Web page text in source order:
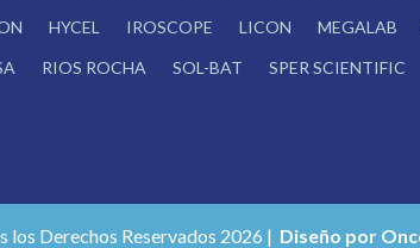
HYCEL IROSCOPE LICON MEGALAB
RIOS ROCHA SOL-BAT SPER SCIENTIFIC
los Derechos Reservados 2026 | Diseño por